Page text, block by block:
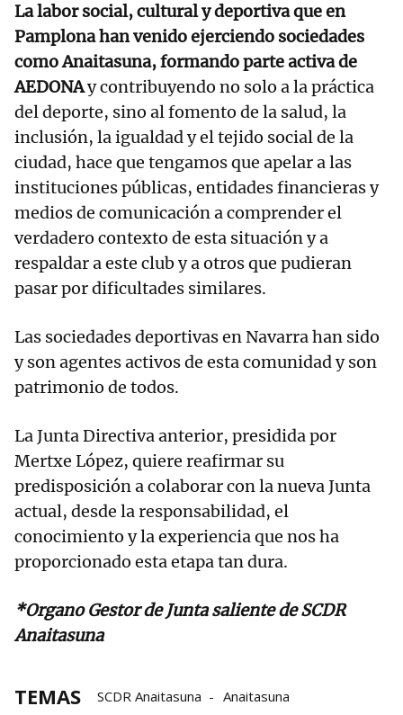
La labor social, cultural y deportiva que en
Pamplona han venido ejerciendo sociedades
como Anaitasuna, formando parte activa de
AEDONAy contribuyendo no solo a la práctica
del deporte, sino al fomento de la salud, la
inclusión, la igualdad y el tejido social de la
ciudad, hace que tengamos que apelar a las
instituciones públicas, entidades financieras y
medios de comunicación a comprender el
verdadero contexto de esta situación y a
respaldar a este club y a otros que pudieran
pasar por dificultades similares.
Las sociedades deportivas en Navarra han sido
y son agentes activos de esta comunidad y son
patrimonio de todos.
La Junta Directiva anterior, presidida por
Mertxe López, quiere reafirmar su
predisposición a colaborar con la nueva Junta
actual, desde la responsabilidad, el
conocimiento y la experiencia que nos ha
proporcionado esta etapa tan dura.
*Organo Gestor de Junta saliente de SCDR
Anaitasuna
TEMAS SCDR Anaitasuna Anaitasuna